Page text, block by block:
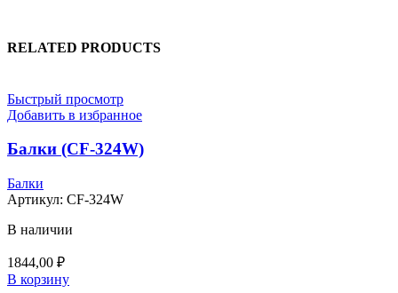
RELATED PRODUCTS
Быстрый просмотр
Добавить в избранное
Балки (CF-324W)
Балки
Артикул: CF-324W
В наличии
1844,00 ₽
В корзину